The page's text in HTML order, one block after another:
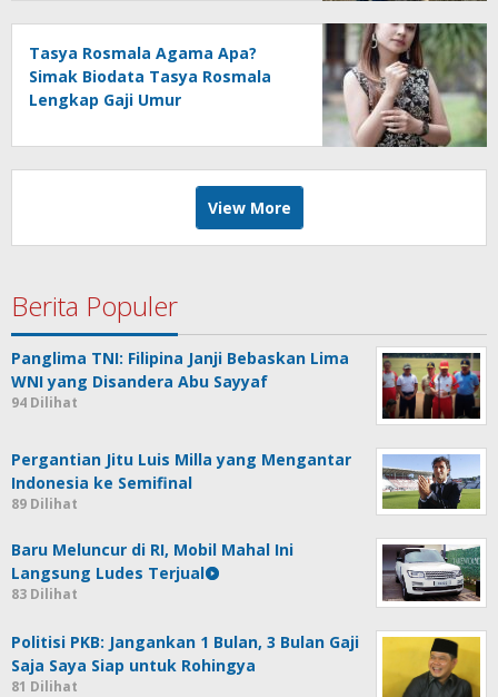
Tasya Rosmala Agama Apa?
Simak Biodata Tasya Rosmala
Lengkap Gaji Umur
View More
Berita Populer
Panglima TNI: Filipina Janji Bebaskan Lima
WNI yang Disandera Abu Sayyaf
94 Dilihat
Pergantian Jitu Luis Milla yang Mengantar
Indonesia ke Semifinal
89 Dilihat
Baru Meluncur di RI, Mobil Mahal Ini
Langsung Ludes Terjual
83 Dilihat
Politisi PKB: Jangankan 1 Bulan, 3 Bulan Gaji
Saja Saya Siap untuk Rohingya
81 Dilihat